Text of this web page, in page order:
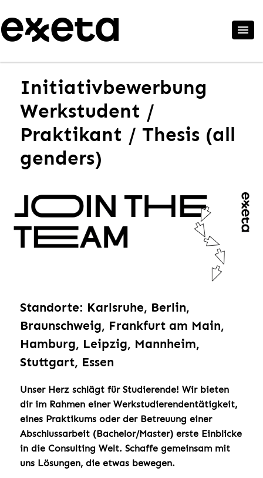
Initiativbewerbung
Werkstudent /
Praktikant / Thesis (all
genders)
Standorte: Karlsruhe, Berlin,
Braunschweig, Frankfurt am Main,
Hamburg, Leipzig, Mannheim,
Stuttgart, Essen
Unser Herz schlägt für Studierende! Wir bieten
dir im Rahmen einer Werkstudierendentätigkeit,
eines Praktikums oder der Betreuung einer
Abschlussarbeit (Bachelor/Master) erste Einblicke
in die Consulting Welt. Schaffe gemeinsam mit
uns Lösungen, die etwas bewegen.